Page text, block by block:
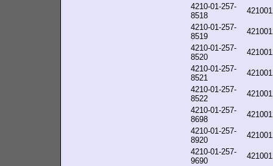
4210-01-257-
8518
4210-01-257-
8519
4210-01-257-
8520
4210-01-257-
8521
4210-01-257-
8522
4210-01-257-
8698
4210-01-257-
8920
4210-01-257-
9690